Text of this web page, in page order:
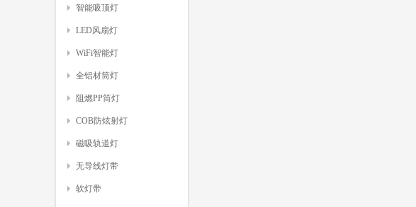
智能吸顶灯
LED风扇灯
WiFi智能灯
全铝材筒灯
阻燃PP筒灯
COB防炫射灯
磁吸轨道灯
无导线灯带
软灯带